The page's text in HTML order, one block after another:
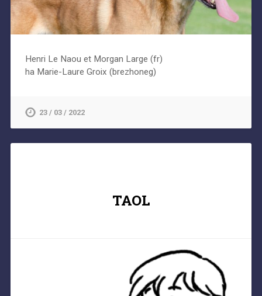
Henri Le Naou et Morgan Large (fr)
ha Marie-Laure Groix (brezhoneg)
23 / 03 / 2022
TAOL